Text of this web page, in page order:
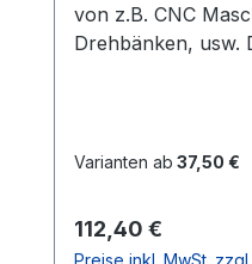
von z.B. CNC
Drehbänken, usw.
60 HRC 2x ALU -
(dieses ist die
Varianten ab 37,50 €
Regulärer Preis:
112,40 €
Preise inkl. MwSt.